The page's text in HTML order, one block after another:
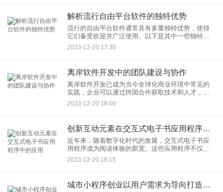
解析流行自由平台软件的独特优势
流行的自由平台软件通常具有多重独特优势，使得
它们备受欢迎并广泛使用。以下是其中一些独特的
优势：
2023-12-20 17:30
离岸软件开发中的团队建设与协作
离岸软件开发已成为当今全球化商业环境中常见的
实践，企业可以通过跨国合作获取技术和人才，降
低成本并提高效率。在这种环境下，团队建设和协
作显得尤为重要，以下是一些关键点：
2023-12-20 18:00
创新互动元素在交互式电子书应用程序中的应用
近年来，随着数字化时代的发展，交互式电子书应
用程序成为阅读体验的新宠。这些应用程序不仅仅
是文字和图片的简单呈现，更是集合了创新互动元
素的精华，让读者能够沉浸于一个更加生动、丰富
2023-12-20 18:15
城市小程序创业以用户需求为导向打造实用应用